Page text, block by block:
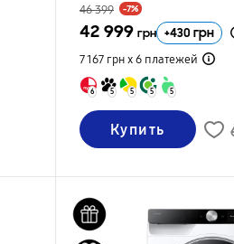
46 399 -7%
42 999 грн +430 грн
7 167 грн х 6 платежей
6 5 5 5 5
Купить